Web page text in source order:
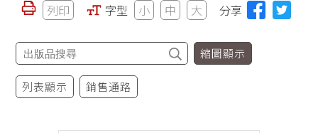
列印 字型 小 中 大 分享
縮圖顯示
列表顯示 銷售通路